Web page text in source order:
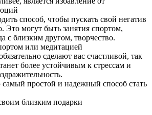
способ, чтобы пускать свой негатив
Это могут быть занятия спортом,
с близким другом, творчество.
или медитацией
сделают вас счастливой, так
более устойчивым к стрессам и
простой и надежный способ стать
близким подарки